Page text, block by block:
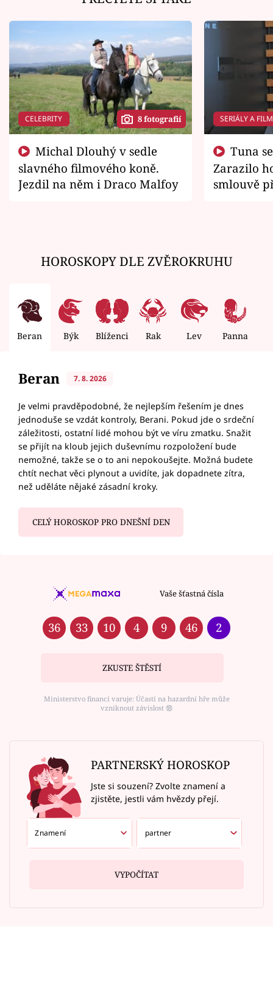
CELEBRITY 8 fotografií
slavného filmového koně.
Jezdil na něm i Draco Malfoy
SERIÁLY A
Zarazilo
smlouvě
HOROSKOPY DLE ZVĚROKRUHU
Beran Býk Blíženci Rak Lev Panna
Beran 7. 8. 2026
Je velmi pravděpodobné, že nejlepším řešením je dnes
jednoduše se vzdát kontroly, Berani. Pokud jde o srdeční
záležitosti, ostatní lidé mohou být ve víru zmatku. Snažit
se přijít na kloub jejich duševnímu rozpoložení bude
nemožné, takže se o to ani nepokoušejte. Možná budete
chtít nechat věci plynout a uvidíte, jak dopadnete zítra,
než uděláte nějaké zásadní kroky.
CELÝ HOROSKOP PRO DNEŠNÍ DEN
Vaše šťastná čísla
36 33 10 4 9 46 2
ZKUSTE ŠTĚSTÍ
Ministerstvo financí varuje: Účastí na hazardní hře může
vzniknout závislost ⑱
PARTNERSKÝ HOROSKOP
Jste si souzení? Zvolte znamení a
zjistěte, jestli vám hvězdy přejí.
VYPOČÍTAT